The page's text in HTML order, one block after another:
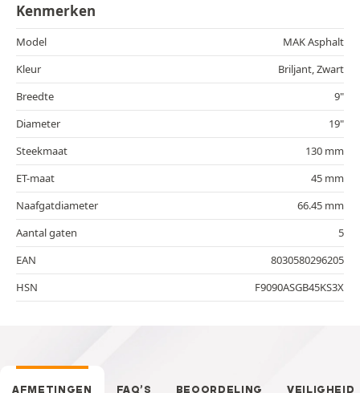
Kenmerken
Model
MAK Asphalt
Kleur
Briljant, Zwart
Breedte
9"
Diameter
19"
Steekmaat
130 mm
ET-maat
45 mm
Naafgatdiameter
66.45 mm
Aantal gaten
5
EAN
8030580296205
HSN
F9090ASGB45KS3X
AFMETINGEN FAQ’S BEOORDELING VEILIGHEID